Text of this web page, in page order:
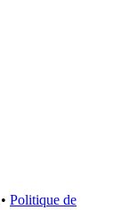
• Politique de